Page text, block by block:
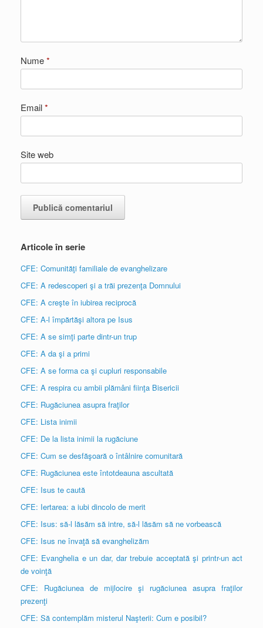
Nume*
Email*
Site web
Articole în serie
CFE: Comunităţi familiale de evanghelizare
CFE: A redescoperi şi a trăi prezenţa Domnului
CFE: A creşte în iubirea reciprocă
CFE: A-l împărtăşi altora pe Isus
CFE: A se simţi parte dintr-un trup
CFE: A da şi a primi
CFE: A se forma ca şi cupluri responsabile
CFE: A respira cu ambii plămâni fiinţa Bisericii
CFE: Rugăciunea asupra fraţilor
CFE: Lista inimii
CFE: De la lista inimii la rugăciune
CFE: Cum se desfăşoară o întâlnire comunitară
CFE: Rugăciunea este întotdeauna ascultată
CFE: Isus te caută
CFE: Iertarea: a iubi dincolo de merit
CFE: Isus: să-l lăsăm să intre, să-l lăsăm să ne vorbească
CFE: Isus ne învaţă să evanghelizăm
CFE: Evanghelia e un dar, dar trebuie acceptată şi printr-un act
de voinţă
CFE: Rugăciunea de mijlocire şi rugăciunea asupra fraţilor
prezenţi
CFE: Să contemplăm misterul Naşterii: Cum e posibil?